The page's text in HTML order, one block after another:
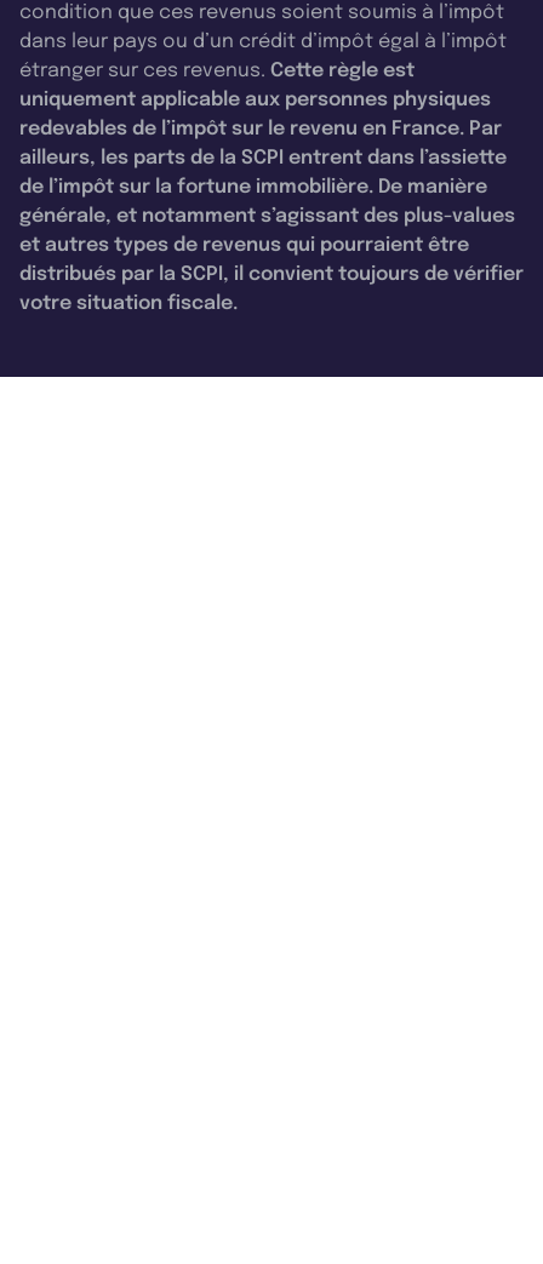
condition que ces revenus soient soumis à l’impôt
dans leur pays ou d’un crédit d’impôt égal à l’impôt
étranger sur ces revenus. Cette règle est
uniquement applicable aux personnes physiques
redevables de l’impôt sur le revenu en France. Par
ailleurs, les parts de la SCPI entrent dans l’assiette
de l’impôt sur la fortune immobilière. De manière
générale, et notamment s’agissant des plus-values
et autres types de revenus qui pourraient être
distribués par la SCPI, il convient toujours de vérifier
votre situation fiscale.